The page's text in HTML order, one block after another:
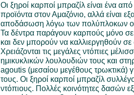
Οι ξηροί καρποί μπραζίλ είναι ένα
προϊόντα στον Αμαζόνιο, αλλά είναι
αποδάσωση λόγω των πολύπλοκων
Τα δέντρα παράγουν καρπούς μόνο σε
και δεν μπορούν να καλλιεργηθούν
Χρειάζονται τις μεγάλες ντόπιες
ημικυκλικών λουλουδιών τους και
agoutis (μεσαίου μεγέθους
τους. Οι ξηροί καρποί μπραζίλ
ντόπιους. Πολλές κοινότητες δασών